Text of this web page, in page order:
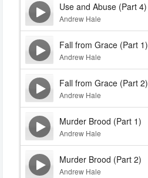
Use and Abuse (Part 4)
Andrew Hale
Fall from Grace (Part 1)
Andrew Hale
Fall from Grace (Part 2)
Andrew Hale
Murder Brood (Part 1)
Andrew Hale
Murder Brood (Part 2)
Andrew Hale